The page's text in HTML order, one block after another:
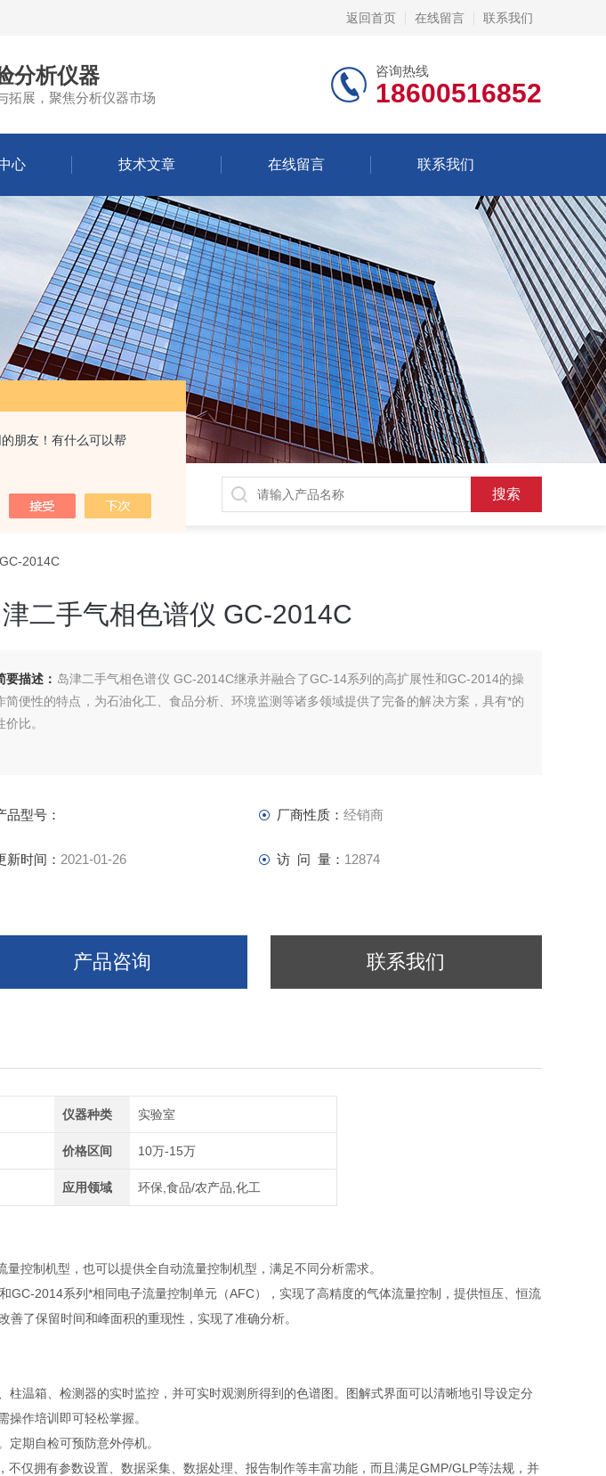
朋友！有什么可以帮
返回首页 在线留言 联系我们
分析仪器
拓展，聚焦分析仪器市场
咨询热线
18600516852
心 技术文章 在线留言 联系我们
收分光光度计，傅立叶红外光谱仪，分析天平等常规实验室产品。
2014C
二手气相色谱仪 GC-2014C
要描述： 岛津二手气相色谱仪 GC-2014C继承并融合了GC-14系列的高扩展性和GC-2014的操
简便性的特点，为石油化工、食品分析、环境监测等诸多领域提供了完备的解决方案，具有*的
价比。
品型号： 厂商性质： 经销商
新时间： 2021-01-26 访 问 量： 12874
产品咨询 联系我们
仪器种类 实验室
价格区间 10万-15万
应用领域 环保,食品/农产品,化工
控制机型，也可以提供全自动流量控制机型，满足不同分析需求。
GC-2014系列*相同电子流量控制单元（AFC），实现了高精度的气体流量控制，提供恒压、恒流
善了保留时间和峰面积的重现性，实现了准确分析。
柱温箱、检测器的实时监控，并可实时观测所得到的色谱图。图解式界面可以清晰地引导设定分
作培训即可轻松掌握。
期自检可预防意外停机。
不仅拥有参数设置、数据采集、数据处理、报告制作等丰富功能，而且满足GMP/GLP等法规，并